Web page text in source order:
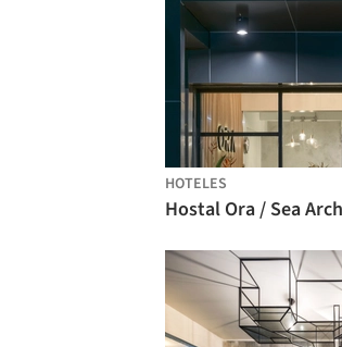
HOTELES
Hostal Ora / Sea